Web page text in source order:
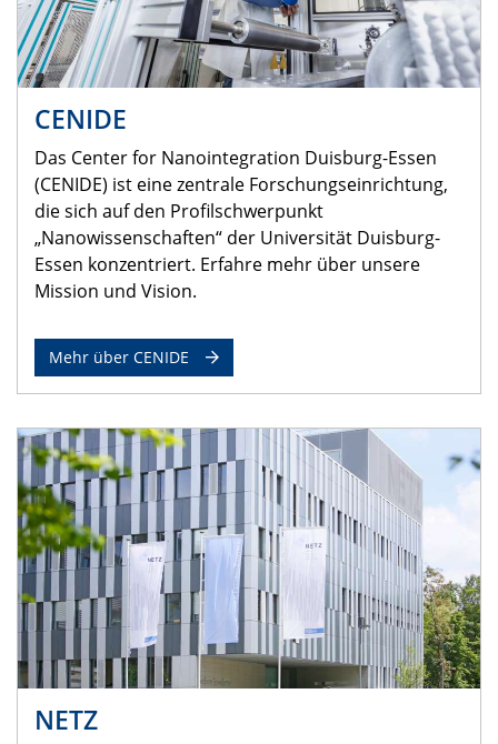
CENIDE
Das Center for Nanointegration Duisburg-Essen
(CENIDE) ist eine zentrale Forschungseinrichtung,
die sich auf den Profilschwerpunkt
„Nanowissenschaften“ der Universität Duisburg-
Essen konzentriert. Erfahre mehr über unsere
Mission und Vision.
Mehr über CENIDE
NETZ